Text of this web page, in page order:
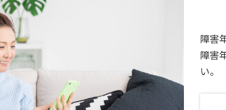
障害
障害
い。